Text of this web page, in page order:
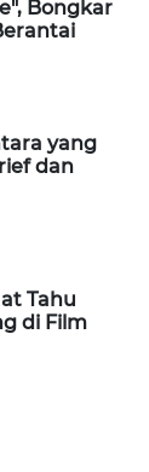
Bongkar
yang
dan
Tahu
di Film